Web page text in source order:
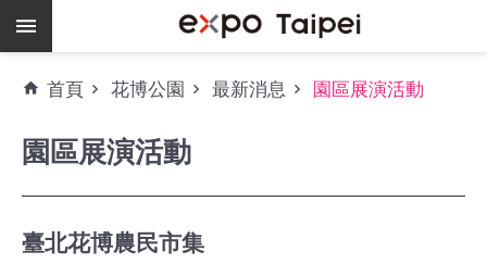
跳到主要內容區塊
門
地
首頁 花博公園 最新消息 園區展演活動
園區展演活動
臺北花博農民市集